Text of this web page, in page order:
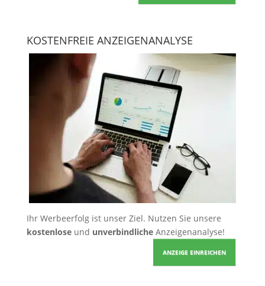
KOSTENFREIE ANZEIGENANALYSE
Ihr Werbeerfolg ist unser Ziel. Nutzen Sie unsere
kostenloseund unverbindlicheAnzeigenanalyse!
ANZEIGE EINREICHEN